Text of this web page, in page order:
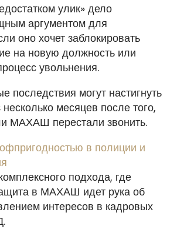
улик» дело
аргументом для
оно хочет заблокировать
на новую должность или
увольнения.
последствия могут настигнуть
месяцев после того,
МАХАШ перестали звонить.
в полиции и
подхода, где
в МАХАШ идет рука об
интересов в кадровых